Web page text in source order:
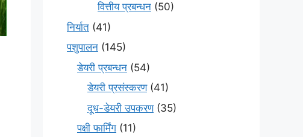
वित्तीय प्रबन्धन (50)
निर्यात (41)
पशुपालन (145)
डेयरी प्रबन्धन (54)
डेयरी प्रसंस्करण(41)
दूध-डेयरी उपकरण(35)
पक्षी फार्मिंग (11)